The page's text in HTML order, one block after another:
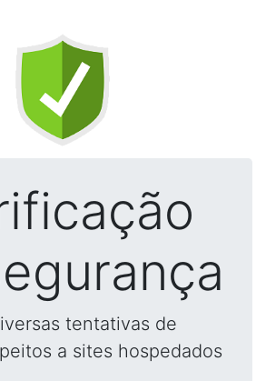
tentativas de
a sites hospedados